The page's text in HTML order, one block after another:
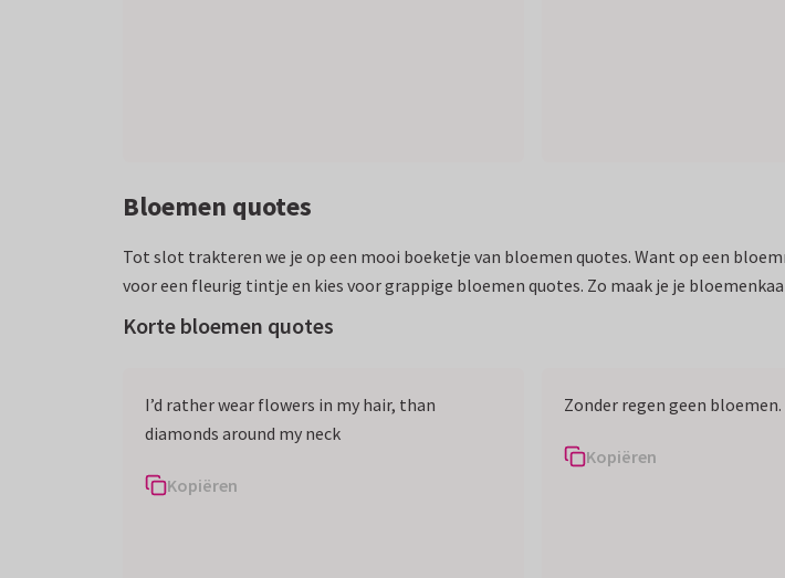
Bloemen quotes
Tot slot trakteren we je op een mooi boeketje van bloemen quotes. Want op een
voor een fleurig tintje en kies voor grappige bloemen quotes. Zo maak je je
Korte bloemen quotes
I’d rather wear flowers in my hair, than
diamonds around my neck
Kopiëren
Zonder regen geen bloemen.
Kopiëren